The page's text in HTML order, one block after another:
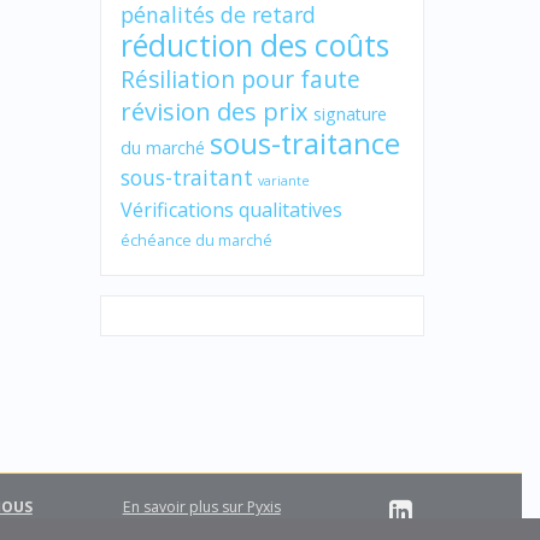
pénalités de retard
réduction des coûts
Résiliation pour faute
révision des prix signature
du marché sous-traitance
sous-traitant variante
Vérifications qualitatives
échéance du marché
En savoir plus sur Pyxis